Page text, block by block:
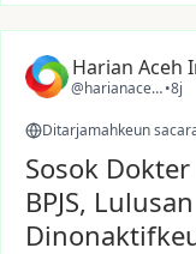
Harian Aceh
•8j
Ditarjamahkeun
Sosok
BPJS,